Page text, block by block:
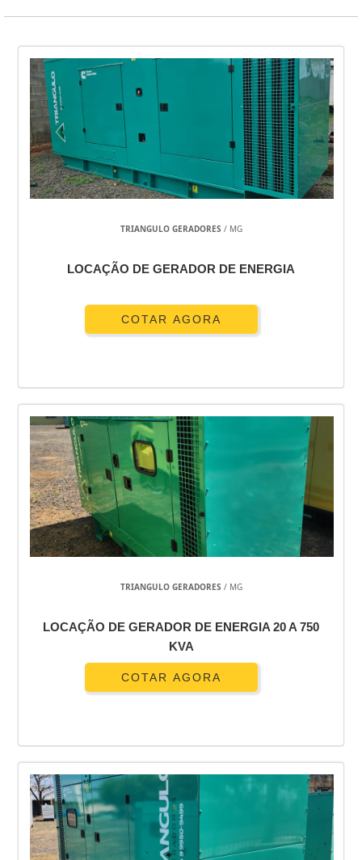
KIT ENERGIA SOLAR RESIDENCIAL PREÇO
INSTALAÇÃO DE SISTEMA DE ENERGIA SOLAR
GRUPO MOTOR GERADOR DIESEL
GRUPO GERADOR DIESEL TRIFÁSICO
GRUPO DE GERADORES A DIESEL
GERADORES A DIESEL USADOS A VENDA
GERADORA DE ENGRENAGENS
GERADOR SOLTEIRO AUTO REGULADO
GERADOR DIESEL 6KVA MONOFÁSICO
GERADOR DIESEL 4 KVA
GERADOR DIESEL 10KVA
GERADOR DE VAPOR SAUNA
GERADOR DE VAPOR PARA SAUNA RESIDENCIAL
GERADOR DE VAPOR PARA SAUNA A GÁS
GERADOR DE VAPOR INSTANTÂNEO
GERADOR DE VAPOR INSTANTÂNEO PREÇO
GERADOR DE GELO EM ESCAMAS
GERADOR DE GÁS
GERADOR DE ENERGIA USADO
GERADOR DE ENERGIA USADO A DIESEL
GERADOR DE ENERGIA TRIFÁSICO
GERADOR DE ENERGIA TRIFÁSICO USADO
GERADOR DE ENERGIA PEQUENO PREÇO
ALUGUEL DE GERADOR DE ENERGIA PARA FESTAS PREÇO
ALUGUEL DE GERADOR DE ENERGIA PARA FESTAS PREÇO GUARULHOS
ALUGUEL DE GERADOR DE ENERGIA DE PEQUENO PORTE SP
TRIANGULO GERADORES / MG
LOCAÇÃO DE GERADOR DE ENERGIA
COTAR AGORA
TRIANGULO GERADORES / MG
LOCAÇÃO DE GERADOR DE ENERGIA 20 A 750
KVA
COTAR AGORA